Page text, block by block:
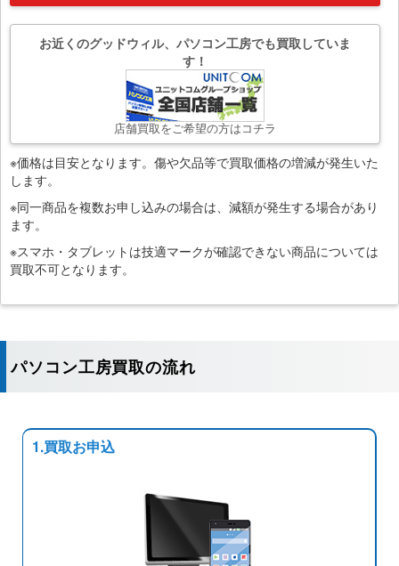
お近くのグッドウィル、パソコン工房でも買取していま
す！
店舗買取をご希望の方はコチラ
※価格は目安となります。傷や欠品等で買取価格の増減が発生いた
します。
※同一商品を複数お申し込みの場合は、減額が発生する場合があり
ます。
※スマホ・タブレットは技適マークが確認できない商品については
買取不可となります。
パソコン工房買取の流れ
1.買取お申込